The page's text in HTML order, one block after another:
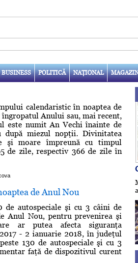
BUSINESS POLITICĂ NAŢIONAL
calendaristic în noaptea de
Anului sau, mai recent,
este numit An Vechi înainte de
miezul nopţii. Divinitatea
şi moare împreună cu timpul
de zile, respectiv 366 de zile în
de Anul Nou
autospeciale şi cu 3 câini de
Anul Nou, pentru prevenirea şi
ar putea afecta siguranţa
- 2 ianuarie 2018, în judeţul
130 de autospeciale şi cu 3
faţă de dispozitivul curent